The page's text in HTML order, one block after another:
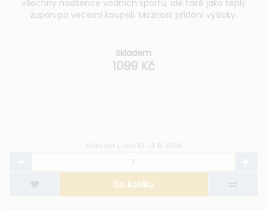
všechny nadšence vodních sportů, ale také jako teplý
župan po večerní koupeli. Možnost přidání výšivky.
Skladem
1099 Kč
Může být u vás 10.–11. 8. 2026
Do košíku